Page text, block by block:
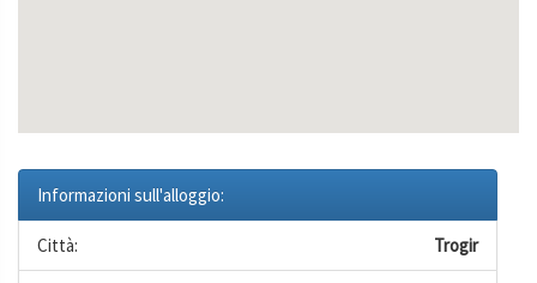
Informazioni sull'alloggio:
Città: Trogir